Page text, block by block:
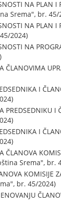
NA PLAN
Srema", br. 45/
NA
2024)
NA
ČLANOVIMA
I
PREDSEDNIKU
I
ČLANOVA
Srema", br.
KOMISIJE
br. 45/2024)